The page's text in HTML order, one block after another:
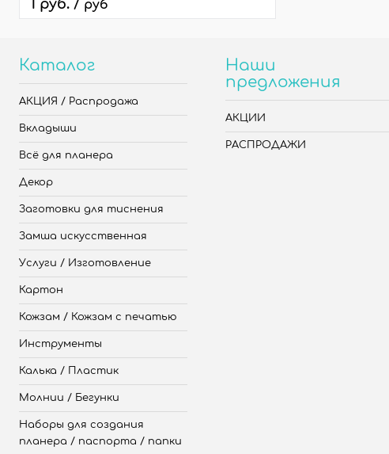
1 руб. / руб
Каталог
АКЦИЯ / Распродажа
Вкладыши
Всё для планера
Декор
Заготовки для тиснения
Замша искусственная
Услуги / Изготовление
Картон
Кожзам / Кожзам с печатью
Инструменты
Калька / Пластик
Молнии / Бегунки
Наборы для создания
планера / паспорта / папки
Наши
предложения
АКЦИИ
РАСПРОДАЖИ